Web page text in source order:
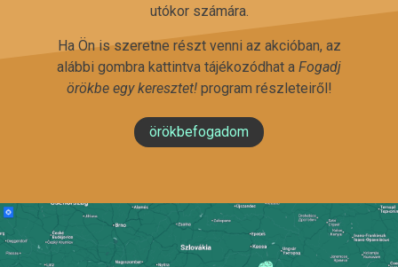
utókor számára.
Ha Ön is szeretne részt venni az akcióban, az
alábbi gombra kattintva tájékozódhat a Fogadj
örökbe egy keresztet!program részleteiről!
örökbefogadom